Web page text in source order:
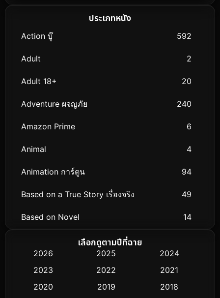
ประเภทหนัง
Action บู๊ 592
Adult 2
Adult 18+ 20
Adventure ผจญภัย 240
Amazon Prime 6
Animal 4
Animation การ์ตูน 94
Based on a True Story เรื่องจริง 49
Based on Novel 14
Biography ชีวิตจริง
Classic หนังคลาสสิก
เลือกดูตามปีที่ฉาย
2026 2025
2024
2023
2022
2021
2020
2019
2018